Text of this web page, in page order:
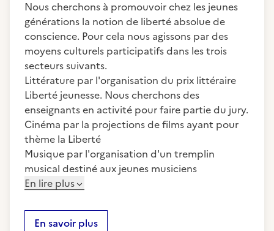
Nous cherchons à promouvoir chez les jeunes
générations la notion de liberté absolue de
conscience. Pour cela nous agissons par des
moyens culturels participatifs dans les trois
secteurs suivants.
Littérature par l'organisation du prix littéraire
Liberté jeunesse. Nous cherchons des
enseignants en activité pour faire partie du jury.
Cinéma par la projections de films ayant pour
thème la Liberté
Musique par l'organisation d'un tremplin
musical destiné aux jeunes musiciens
En lire plus
En savoir plus